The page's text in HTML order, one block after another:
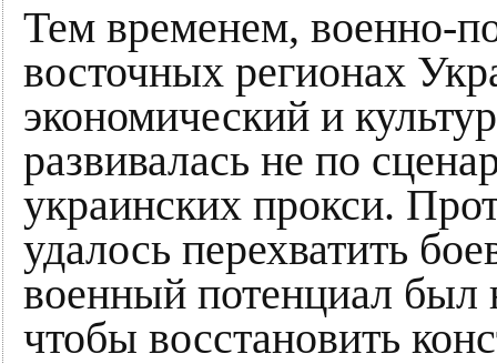
Тем временем, военно-
восточных регионах
экономический и
развивалась не по
украинских прокси.
удалось перехватить
военный потенциал был
чтобы восстановить